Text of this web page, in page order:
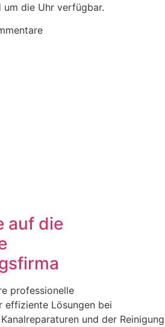
die Uhr verfügbar.
auf die
professionelle
effiziente Lösungen bei
und der Reinigung